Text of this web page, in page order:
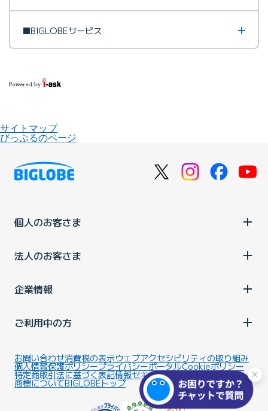
■BIGLOBEサービス
サイトマップ
びっぷるのページ
個人のお客さま
法人のお客さま
企業情報
ご利用中の方
お問い合わせ消費税の表示ウェブアクセシビリティの取り組み
個人情報保護ポリシープライバシーポータルCookieポリシー
特定商取引法に基づく表記情報セキュリティ基本方針
商標についてBIGLOBEトップ